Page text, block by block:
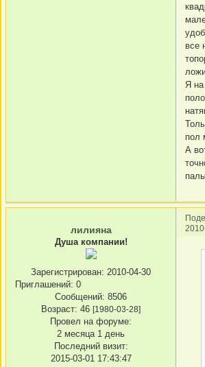
все
Я на
пол
А
лилияна
Душа компании!
Зарегистрирован: 2010-04-30
Приглашений: 0
Сообщений: 8506
Возраст: 46 [1980-03-28]
Провел на форуме:
2 месяца 1 день
Последний визит:
2015-03-01 17:43:47